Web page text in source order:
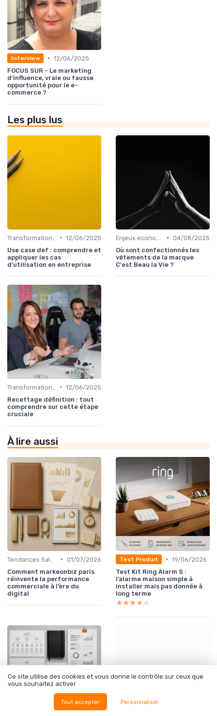
Interview • 12/06/2025
FOCUS SUR - Le marketing
d'influence, vraie ou fausse
opportunité pour le e-
commerce ?
Les plus lus
• 12/06/2025
Use case def : comprendre et
appliquer les cas
d'utilisation en entreprise
• 04/08/2025
Où sont confectionnés les
vêtements de la marque
C'est Beau la Vie ?
• 12/06/2025
Recettage définition : tout
comprendre sur cette étape
cruciale
À lire aussi
• 01/07/2026
Comment markeonbiz paris
réinvente la performance
commerciale à l’ère du
digital
Test Produit • 19/06/2026
Test Kit Ring Alarm S :
l’alarme maison simple à
installer mais pas donnée à
long terme
★★★★★
★★★★★
revenue :...
Ce site utilise des cookies et vous donne le contrôle sur ceux que
vous souhaitez activer
Tout accepter Personnaliser